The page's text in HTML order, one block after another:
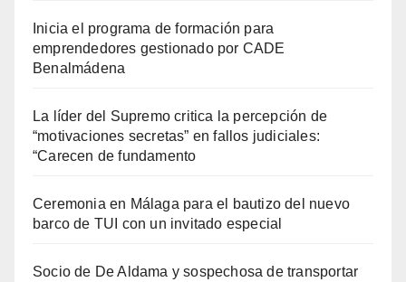
Inicia el programa de formación para
emprendedores gestionado por CADE
Benalmádena
La líder del Supremo critica la percepción de
“motivaciones secretas” en fallos judiciales:
“Carecen de fundamento
Ceremonia en Málaga para el bautizo del nuevo
barco de TUI con un invitado especial
Socio de De Aldama y sospechosa de transportar